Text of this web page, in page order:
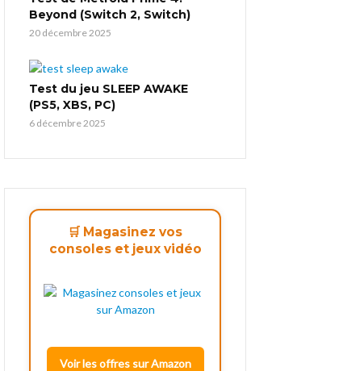
Beyond (Switch 2, Switch)
20 décembre 2025
Test du jeu SLEEP AWAKE
(PS5, XBS, PC)
6 décembre 2025
🛒 Magasinez vos
consoles et jeux vidéo
Voir les offres sur Amazon